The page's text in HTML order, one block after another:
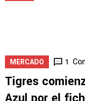
MERCADO 1
Tigres